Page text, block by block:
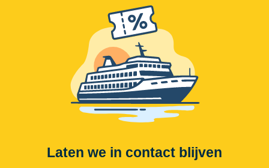
Laten we in contact blijven